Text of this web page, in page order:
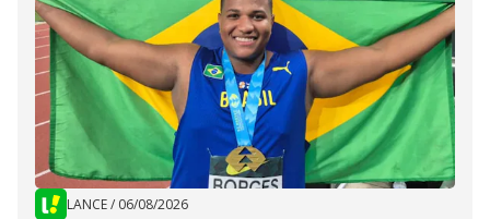
LANCE/ 06/08/2026